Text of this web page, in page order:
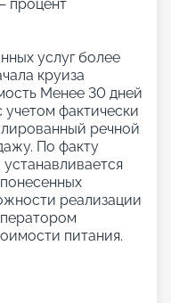
процент
услуг более
круиза
Менее 30 дней
учетом фактически
речной
По факту
реализации
питания.